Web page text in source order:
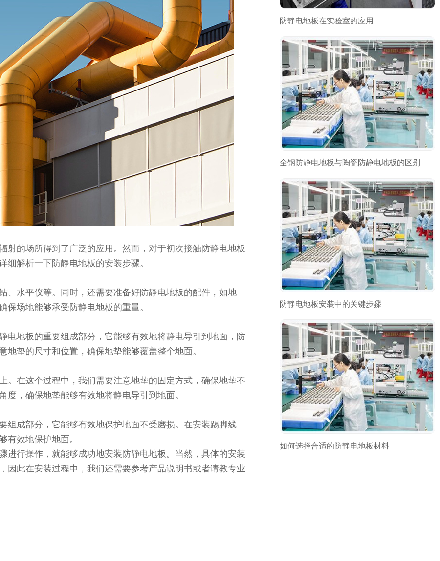
射的场所得到了广泛的应用。然而，对于初次接触防静电地板
解析一下防静电地板的安装步骤。
、水平仪等。同时，还需要准备好防静电地板的配件，如地
场地能够承受防静电地板的重量。
电地板的重要组成部分，它能够有效地将静电导引到地面，防
垫的尺寸和位置，确保地垫能够覆盖整个地面。
。在这个过程中，我们需要注意地垫的固定方式，确保地垫不
，确保地垫能够有效地将静电导引到地面。
组成部分，它能够有效地保护地面不受磨损。在安装踢脚线
有效地保护地面。
进行操作，就能够成功地安装防静电地板。当然，具体的安装
因此在安装过程中，我们还需要参考产品说明书或者请教专业
防静电地板在实验室的应用
全钢防静电地板与陶瓷防静电地板的区别
防静电地板安装中的关键步骤
如何选择合适的防静电地板材料